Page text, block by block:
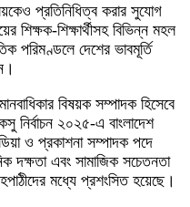
প্রতিনিধিত্ব করার সুযোগ
শিক্ষক-শিক্ষার্থীসহ বিভিন্ন মহল
পরিমণ্ডলে দেশের ভাবমূর্তি
বিষয়ক সম্পাদক হিসেবে
নির্বাচন ২০২৫-এ বাংলাদেশ
ও প্রকাশনা সম্পাদক পদে
দক্ষতা এবং সামাজিক সচেতনতা
মধ্যে প্রশংসিত হয়েছে।